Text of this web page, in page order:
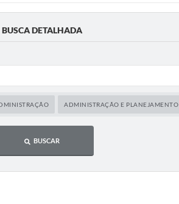
BUSCA DETALHADA
ADMINISTRAÇÃO E PLANEJAMENTO
BUSCAR